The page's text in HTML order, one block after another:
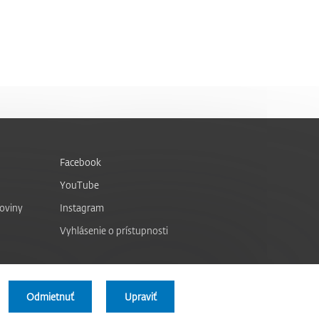
Odmietnuť Upraviť
Facebook
YouTube
Instagram
Vyhlásenie o prístupnosti